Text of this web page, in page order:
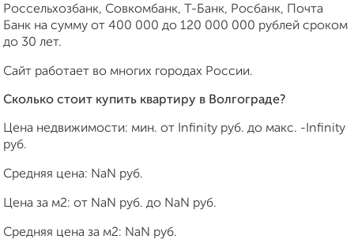
Россельхозбанк, Совкомбанк, Т-Банк, Росбанк, Почта
Банк на сумму от 400 000 до 120 000 000 рублей сроком
до 30 лет.
Сайт работает во многих городах России.
Сколько стоит купить квартиру в Волгограде?
Цена недвижимости: мин. от Infinity руб. до макс. -Infinity
руб.
Средняя цена: NaN руб.
Цена за м2: от NaN руб. до NaN руб.
Средняя цена за м2: NaN руб.